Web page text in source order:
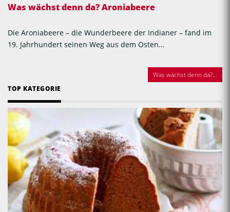
Was wächst denn da? Aroniabeere
Die Aroniabeere – die Wunderbeere der Indianer – fand im
19. Jahrhundert seinen Weg aus dem Osten...
Was wächst denn da?...
TOP KATEGORIE